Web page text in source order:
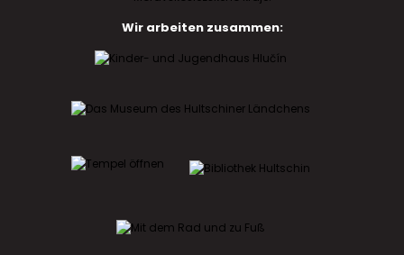
Wir arbeiten zusammen: